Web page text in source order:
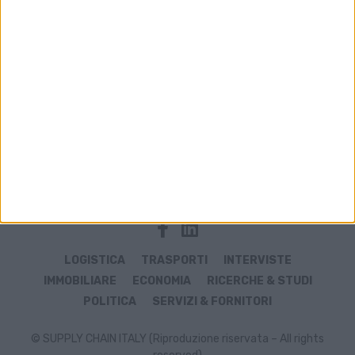
LOGISTICA TRASPORTI
INTERVISTE
IMMOBILIARE
ECONOMIA
RICERCHE & STUDI
POLITICA
SERVIZI & FORNITORI
© SUPPLY CHAIN ITALY (Riproduzione riservata – All rights